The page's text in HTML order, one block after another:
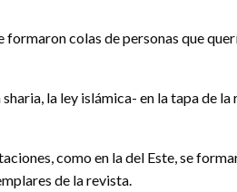
formaron colas de personas que
la ley islámica- en la tapa de la
como en la del Este, se
de la revista.